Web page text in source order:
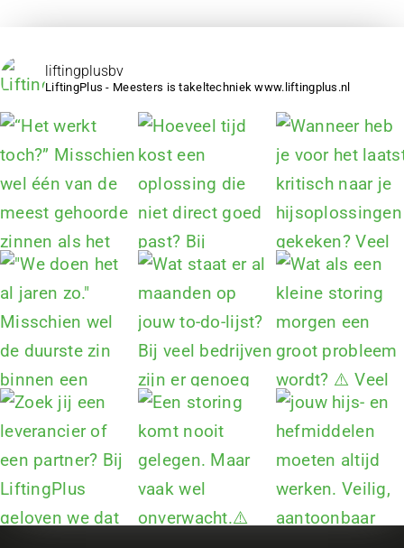
liftingplusbv
LiftingPlus - Meesters is takeltechniek www.liftingplus.nl